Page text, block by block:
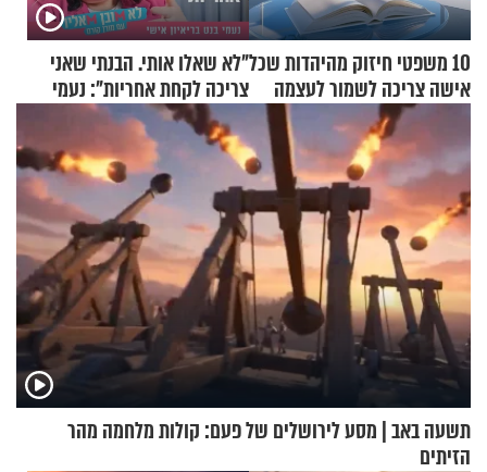
10 משפטי חיזוק מהיהדות שכל
אישה צריכה לשמור לעצמה
"לא שאלו אותי. הבנתי שאני
צריכה לקחת אחריות": נעמי
בנט בריאיון אישי
תשעה באב | מסע לירושלים של פעם: קולות מלחמה מהר
הזיתים